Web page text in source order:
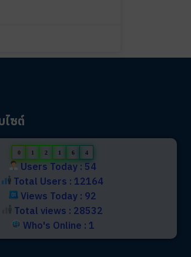
ไซต์
0 1 2 1 6 4
Users Today : 54
Total Users : 12164
Views Today : 92
Total views : 28532
Who's Online : 1